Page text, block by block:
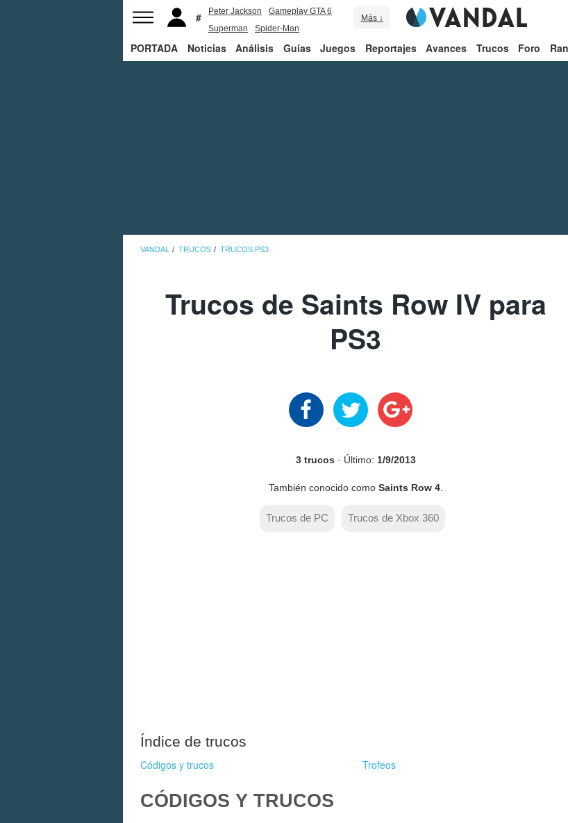
Peter Jackson
Gameplay GTA 6
Superman
Spider-Man
Más ↓
PORTADA Noticias Análisis Guías Juegos Reportajes Avances Trucos Foro
VANDAL TRUCOS TRUCOS PS3
Trucos de Saints Row IV para
PS3
3 trucos · Último: 1/9/2013
También conocido como Saints Row 4.
Trucos de PC Trucos de Xbox 360
Índice de trucos
Códigos y trucos Trofeos
CÓDIGOS Y TRUCOS